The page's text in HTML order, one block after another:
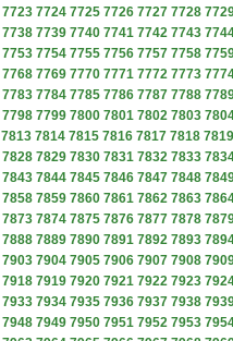
7723 7724 7725 7726 7727 7728
7738 7739 7740 7741 7742 7743
7753 7754 7755 7756 7757 7758
7768 7769 7770 7771 7772 7773
7783 7784 7785 7786 7787 7788
7798 7799 7800 7801 7802 7803
7813 7814 7815 7816 7817 7818 7819
7828 7829 7830 7831 7832 7833
7843 7844 7845 7846 7847 7848
7858 7859 7860 7861 7862 7863
7873 7874 7875 7876 7877 7878
7888 7889 7890 7891 7892 7893
7903 7904 7905 7906 7907 7908
7918 7919 7920 7921 7922 7923
7933 7934 7935 7936 7937 7938
7948 7949 7950 7951 7952 7953